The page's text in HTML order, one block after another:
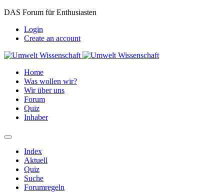
DAS Forum für Enthusiasten
Login
Create an account
Home
Was wollen wir?
Wir über uns
Forum
Quiz
Inhaber
Index
Aktuell
Quiz
Suche
Forumregeln